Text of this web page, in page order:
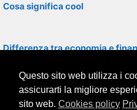
Cosa significa cool
Differenza tra economia e
Gonna: definizione e significato
Questo sito web utilizza i
assicurarti la migliore
sito web. Cookies policy